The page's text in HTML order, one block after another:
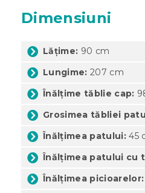
Dimensiuni
Lățime: 90 cm
Lungime: 207 cm
Înălțime tăblie cap:
Grosimea tăbliei
Înălțimea patului: 45
Înălțimea patului cu
Înălțimea picioarelor: